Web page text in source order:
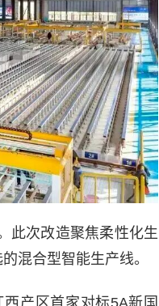
此次改造聚焦柔性化生
混合型智能生产线。